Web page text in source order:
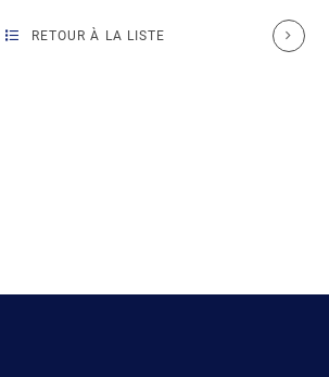
RETOUR À LA LISTE